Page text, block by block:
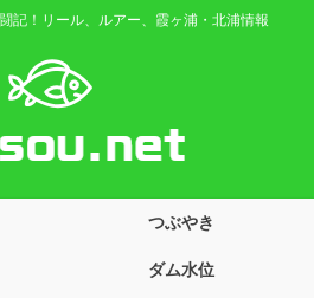
記！リール、ルアー、霞ヶ浦・北浦情報
つぶやき
ダム水位